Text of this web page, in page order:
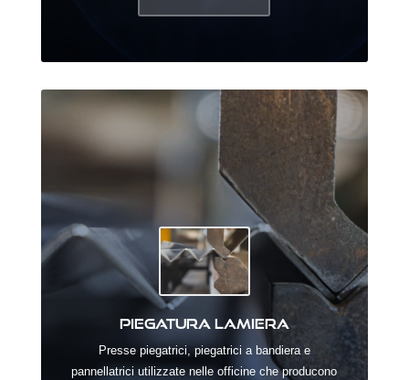
Piegatura lamiera
Presse piegatrici, piegatrici a bandiera e
pannellatrici utilizzate nelle officine che producono